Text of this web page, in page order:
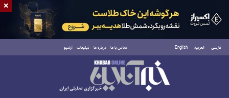
فارسی العربية English تماس با ما درباره ما تبلیغات آرشیو
دوشنبه ۱۹ مرداد ۱۴۰۵
×